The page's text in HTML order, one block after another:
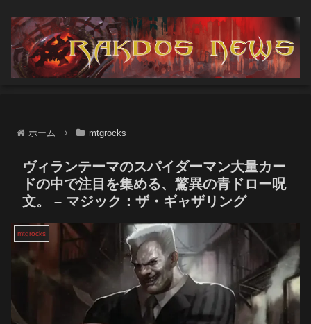
ホーム mtgrocks
ヴィランテーマのスパイダーマン大量カー
ドの中で注目を集める、驚異の青ドロー呪
文。 – マジック：ザ・ギャザリング
mtgrocks